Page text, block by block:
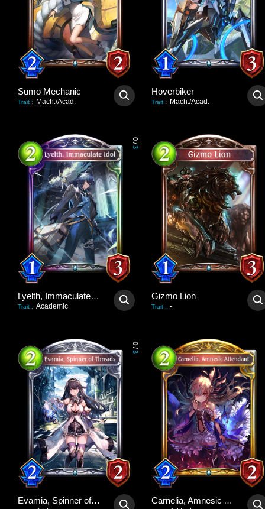
Sumo Mechanic
Trait : Mach./Acad.
Hoverbiker
Trait : Mach./Acad.
0
/
3
Lyelth, Immaculate Idol
Trait : Academic
Gizmo Lion
Trait : -
0
/
3
Evamia, Spinner of Threads Carnelia, Amnesic Attendant